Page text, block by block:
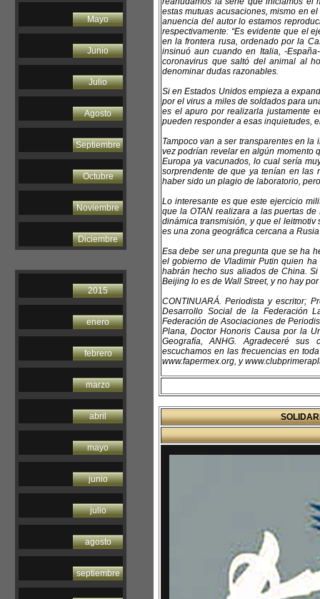
Mayo
Junio
Julio
Agosto
Septiembre
Octubre
Noviembre
Diciembre
2015
enero
febrero
marzo
abril
mayo
junio
julio
agosto
septiembre
estas mutuas acusaciones, mismo en
anuencia del autor lo estamos
respectivamente: “Es evidente que el
en la frontera rusa, ordenado por la
insinuó aun cuando en Italia, -
coronavirus que saltó del animal al
denominar dudas razonables.
Si en Estados Unidos empieza a
por el virus a miles de soldados para
es el apuro por realizarla justamente
pueden responder a esas inquietudes,
Tampoco van a ser transparentes en
vez podrían revelar en algún momento
Europa ya vacunados, lo cual sería
sorprendente de que ya tenían en las
haber sido un plagio de laboratorio,
Lo interesante es que este ejercicio
que la OTAN realizara a las puertas
dinámica transmisión, y que el
es una zona geográfica cercana a
Esa debe ser una pregunta que se ha
el gobierno de Vladimir Putin quien
habrán hecho sus aliados de China.
Beijing lo es de Wall Street, y no hay
CONTINUARÁ. Periodista y escritor;
Desarrollo Social de la Federación
Federación de Asociaciones de
Plana, Doctor Honoris Causa por la
Geografía, ANHG. Agradeceré sus
escuchamos en las frecuencias en
www.fapermex.org, y